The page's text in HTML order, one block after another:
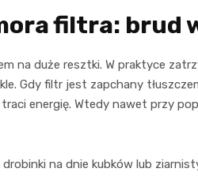
filtra: brud
na duże resztki. W praktyce
Gdy filtr jest zapchany
energię. Wtedy nawet przy
na dnie kubków lub